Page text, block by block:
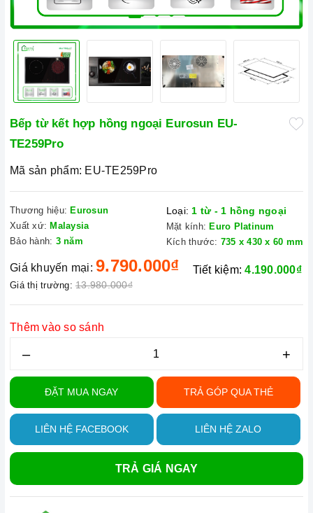
Bếp từ kết hợp hồng ngoại Eurosun EU-
TE259Pro
Mã sản phẩm: EU-TE259Pro
Thương hiệu: Eurosun
Xuất xứ: Malaysia
Bảo hành: 3 năm
Loại: 1 từ - 1 hồng ngoại
Mặt kính: Euro Platinum
Kích thước: 735 x 430 x 60 mm
Giá khuyến mại: 9.790.000₫
Giá thị trường: 13.980.000₫
Tiết kiệm:4.190.000₫
Thêm vào so sánh
– +
ĐẶT MUA NGAY TRẢ GÓP QUA THẺ
LIÊN HỆ FACEBOOK LIÊN HỆ ZALO
TRẢ GIÁ NGAY